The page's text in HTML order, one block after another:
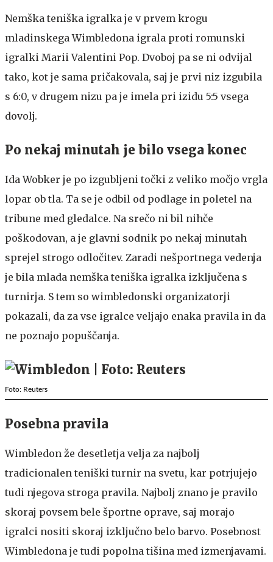
Nemška teniška igralka je v prvem krogu
mladinskega Wimbledona igrala proti romunski
igralki Marii Valentini Pop. Dvoboj pa se ni odvijal
tako, kot je sama pričakovala, saj je prvi niz izgubila
s 6:0, v drugem nizu pa je imela pri izidu 5:5 vsega
dovolj.
Po nekaj minutah je bilo vsega konec
Ida Wobker je po izgubljeni točki z veliko močjo vrgla
lopar ob tla. Ta se je odbil od podlage in poletel na
tribune med gledalce. Na srečo ni bil nihče
poškodovan, a je glavni sodnik po nekaj minutah
sprejel strogo odločitev. Zaradi nešportnega vedenja
je bila mlada nemška teniška igralka izključena s
turnirja. S tem so wimbledonski organizatorji
pokazali, da za vse igralce veljajo enaka pravila in da
ne poznajo popuščanja.
Foto: Reuters
Posebna pravila
Wimbledon že desetletja velja za najbolj
tradicionalen teniški turnir na svetu, kar potrjujejo
tudi njegova stroga pravila. Najbolj znano je pravilo
skoraj povsem bele športne oprave, saj morajo
igralci nositi skoraj izključno belo barvo. Posebnost
Wimbledona je tudi popolna tišina med izmenjavami.